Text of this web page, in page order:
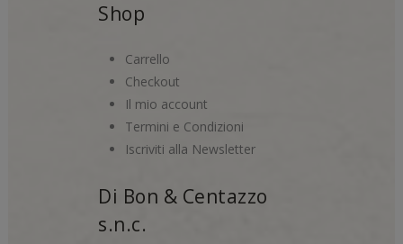
Shop
Carrello
Checkout
Il mio account
Termini e Condizioni
Iscriviti alla Newsletter
Di Bon & Centazzo
s.n.c.